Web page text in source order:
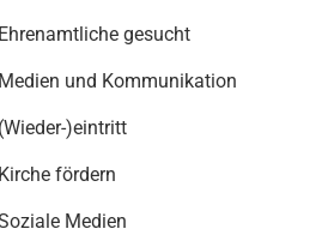
Ehrenamtliche gesucht
Medien und Kommunikation
(Wieder-)eintritt
Kirche fördern
Medien